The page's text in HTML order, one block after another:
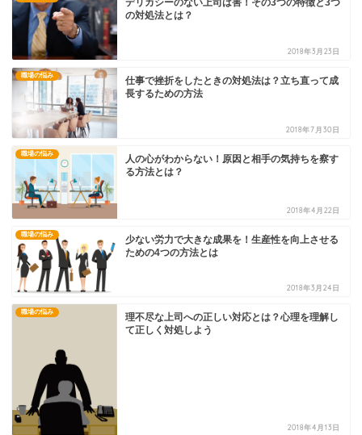
デリカシーのない上司は害！その3つの特徴と3つ
の対処法とは？
2018年3月23日
職場の悩み
仕事で挫折をしたときの対処法は？立ち直って成
長するための方法
2018年7月30日
職場の悩み
人の心がわからない！原因と相手の気持ちを察す
る方法とは？
2018年4月22日
職場の悩み
少ない労力で大きな成果を！生産性を向上させる
ための4つの方法とは
2018年3月24日
職場の悩み
理不尽な上司への正しい対応とは？心理を理解し
て正しく対処しよう
2018年4月13日